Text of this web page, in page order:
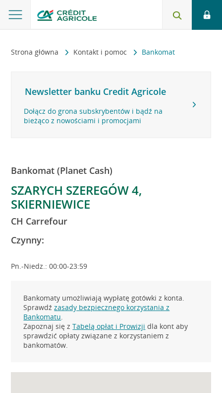
Strona główna Kontakt i pomoc Bankomat
Newsletter banku Credit Agricole
Dołącz do grona subskrybentów i bądź na
bieżąco z nowościami i promocjami
Bankomat (Planet Cash)
SZARYCH SZEREGÓW 4,
SKIERNIEWICE
CH Carrefour
Czynny:
Pn.-Niedz.: 00:00-23:59
Bankomaty umożliwiają wypłatę gotówki z konta.
Sprawdźzasady bezpiecznego korzystania z
Bankomatu.
Zapoznaj się zTabelą opłat i Prowizji dla kont aby
sprawdzić opłaty związane z korzystaniem z
bankomatów.